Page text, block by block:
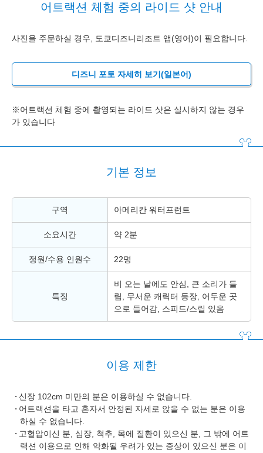
어트랙션 체험 중의 라이드 샷 안내
사진을 주문하실 경우, 도쿄디즈니리조트 앱(영어)이 필요합니다.
디즈니 포토 자세히 보기(일본어)
※어트랙션 체험 중에 촬영되는 라이드 샷은 실시하지 않는 경우
가 있습니다
기본 정보
구역 아메리칸 워터프런트
소요시간 약 2분
정원/수용 인원수 22명
특징
비 오는 날에도 안심, 큰 소리가 들
림, 무서운 캐릭터 등장, 어두운 곳
으로 들어감, 스피드/스릴 있음
이용 제한
신장 102cm 미만의 분은 이용하실 수 없습니다.
어트랙션을 타고 혼자서 안정된 자세로 앉을 수 없는 분은 이용
하실 수 없습니다.
고혈압이신 분, 심장, 척추, 목에 질환이 있으신 분, 그 밖에 어트
랙션 이용으로 인해 악화될 우려가 있는 증상이 있으신 분은 이